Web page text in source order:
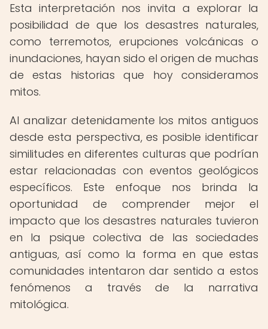
Esta interpretación nos invita a explorar la
posibilidad de que los desastres naturales,
como terremotos, erupciones volcánicas o
inundaciones, hayan sido el origen de muchas
de estas historias que hoy consideramos
mitos.
Al analizar detenidamente los mitos antiguos
desde esta perspectiva, es posible identificar
similitudes en diferentes culturas que podrían
estar relacionadas con eventos geológicos
específicos. Este enfoque nos brinda la
oportunidad de comprender mejor el
impacto que los desastres naturales tuvieron
en la psique colectiva de las sociedades
antiguas, así como la forma en que estas
comunidades intentaron dar sentido a estos
fenómenos a través de la narrativa
mitológica.